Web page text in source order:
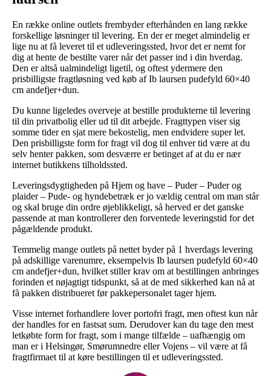
En række online outlets frembyder efterhånden en lang række
forskellige løsninger til levering. En der er meget almindelig er
lige nu at få leveret til et udleveringssted, hvor det er nemt for
dig at hente de bestilte varer når det passer ind i din hverdag.
Den er altså ualmindeligt ligetil, og oftest ydermere den
prisbilligste fragtløsning ved køb af Ib laursen pudefyld 60×40
cm andefjer+dun.
Du kunne ligeledes overveje at bestille produkterne til levering
til din privatbolig eller ud til dit arbejde. Fragttypen viser sig
somme tider en sjat mere bekostelig, men endvidere super let.
Den prisbilligste form for fragt vil dog til enhver tid være at du
selv henter pakken, som desværre er betinget af at du er nær
internet butikkens tilholdssted.
Leveringsdygtigheden på Hjem og have – Puder – Puder og
plaider – Pude- og hyndebetræk er jo vældig central om man står
og skal bruge din ordre øjeblikkeligt, så herved er det ganske
passende at man kontrollerer den forventede leveringstid for det
pågældende produkt.
Temmelig mange outlets på nettet byder på 1 hverdags levering
på adskillige varenumre, eksempelvis Ib laursen pudefyld 60×40
cm andefjer+dun, hvilket stiller krav om at bestillingen anbringes
forinden et nøjagtigt tidspunkt, så at de med sikkerhed kan nå at
få pakken distribueret før pakkepersonalet tager hjem.
Visse internet forhandlere lover portofri fragt, men oftest kun når
der handles for en fastsat sum. Derudover kan du tage den mest
letkøbte form for fragt, som i mange tilfælde – uafhængig om
man er i Helsingør, Smørumnedre eller Vojens – vil være at få
fragtfirmaet til at køre bestillingen til et udleveringssted.